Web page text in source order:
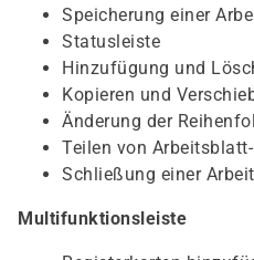
Speicherung einer
Statusleiste
Hinzufügung und
Kopieren und
Änderung der
Teilen von
Schließung einer
Multifunktionsleiste